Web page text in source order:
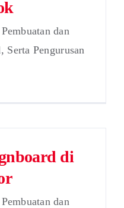
dan
Serta Pengurusan
di
dan